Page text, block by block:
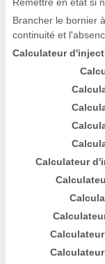
Brancher le bornier
continuité et
Calculateur
Calculateur